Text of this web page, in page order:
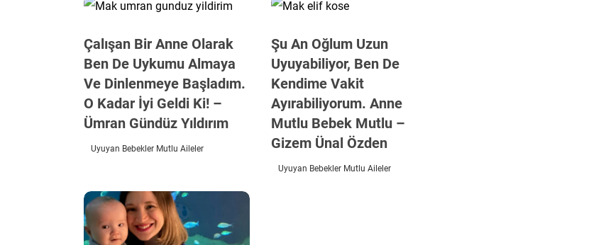
Çalışan Bir Anne Olarak
Ben De Uykumu Almaya
Ve Dinlenmeye Başladım.
O Kadar İyi Geldi Ki! –
Ümran Gündüz Yıldırım
Uyuyan Bebekler Mutlu Aileler
Şu An Oğlum Uzun
Uyuyabiliyor, Ben De
Kendime Vakit
Ayırabiliyorum. Anne
Mutlu Bebek Mutlu –
Gizem Ünal Özden
Uyuyan Bebekler Mutlu Aileler